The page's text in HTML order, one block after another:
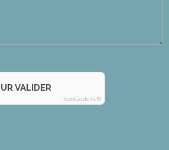
VALIDER
IconCaptcha ©